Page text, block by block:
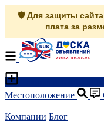
🛡️ Для защиты
плата за
Местоположение
Компании Блог